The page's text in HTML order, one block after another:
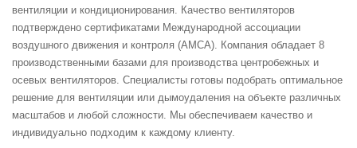
вентиляции и кондиционирования. Качество вентиляторов
подтверждено сертификатами Международной ассоциации
воздушного движения и контроля (AMCA). Компания обладает 8
производственными базами для производства центробежных и
осевых вентиляторов. Специалисты готовы подобрать оптимальное
решение для вентиляции или дымоудаления на объекте различных
масштабов и любой сложности. Мы обеспечиваем качество и
индивидуально подходим к каждому клиенту.